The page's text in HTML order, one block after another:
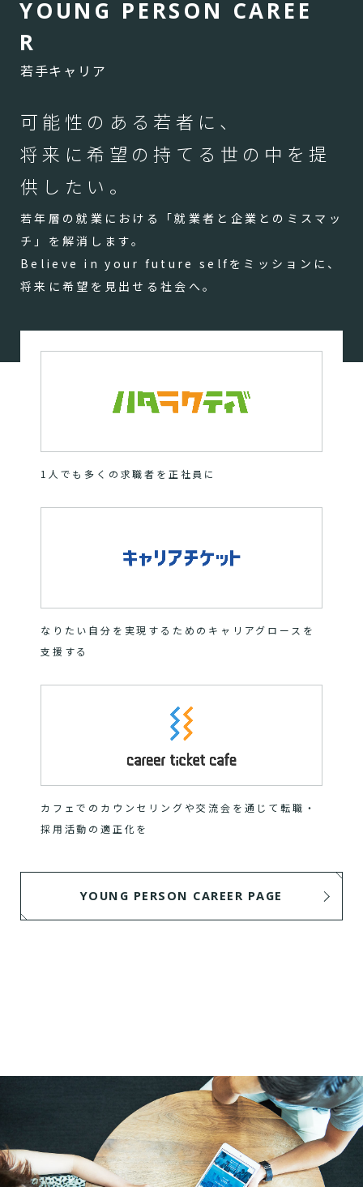
YOUN G PERSON CAREE
R
若手キャリア
可能性のある若者に、
将来に希望の持てる世の中を提
供したい。
若年層の就業における「就業者と企業とのミスマッ
チ」を解消します。
Believe in your future selfをミッションに、
将来に希望を見出せる社会へ。
1人でも多くの求職者を正社員に
なりたい自分を実現するためのキャリアグロースを
支援する
カフェでのカウンセリングや交流会を通じて転職・
採用活動の適正化を
YOUNG PERSON CAREER PAGE